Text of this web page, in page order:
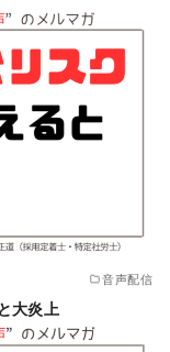
音声配信
大炎上